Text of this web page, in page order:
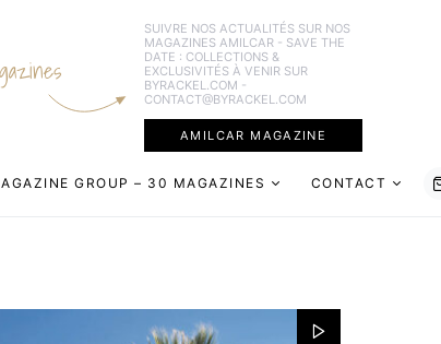
SUIVRE NOS ACTUALITÉS SUR NOS
MAGAZINES AMILCAR - SAVE THE
DATE : COLLECTIONS &
EXCLUSIVITÉS À VENIR SUR
BYRACKEL.COM -
CONTACT@BYRACKEL.COM
AMILCAR MAGAZINE
GROUP – 30 MAGAZINES CONTACT